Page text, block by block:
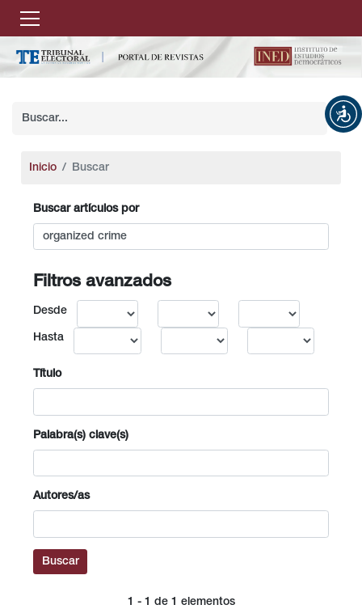
Inicio Buscar
Buscar artículos por
Filtros avanzados
Desde
Hasta
Título
Palabra(s) clave(s)
Autores/as
Buscar
1 - 1 de 1 elementos